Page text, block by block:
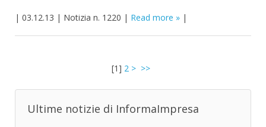
| 03.12.13 | Notizia n. 1220 | Read more |
[1] 2 > >>
Ultime notizie di InformaImpresa